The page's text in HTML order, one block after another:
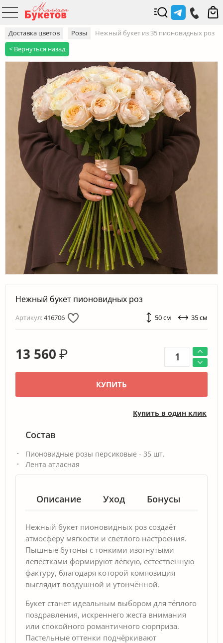
Доставка цветов Розы
Нежный букет из 35 пионовидных роз
< Вернуться назад
Нежный букет пионовидных роз
Артикул:416706 50 см 35 см
13 560 ₽
КУПИТЬ
Купить в один клик
Состав
Пионовидные розы персиковые - 35 шт.
Лента атласная
Описание Уход Бонусы
Нежный букет пионовидных роз создаёт
атмосферу мягкости и светлого настроения.
Пышные бутоны с тонкими изогнутыми
лепестками формируют лёгкую, естественную
фактуру, благодаря которой композиция
выглядит воздушной и утончённой.
Букет станет идеальным выбором для тёплого
поздравления, искреннего жеста внимания
или спокойного романтичного сюрприза.
Пастельные оттенки подчёркивают